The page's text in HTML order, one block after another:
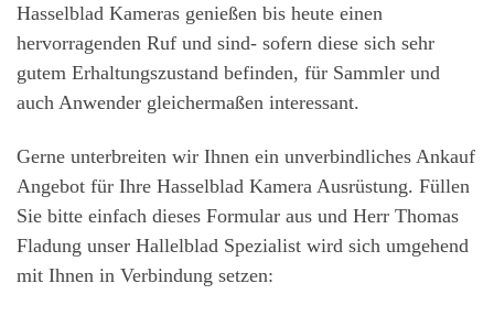
Hasselblad Kameras genießen bis heute einen
hervorragenden Ruf und sind- sofern diese sich sehr
gutem Erhaltungszustand befinden, für Sammler und
auch Anwender gleichermaßen interessant.
Gerne unterbreiten wir Ihnen ein unverbindliches Ankauf
Angebot für Ihre Hasselblad Kamera Ausrüstung. Füllen
Sie bitte einfach dieses Formular aus und Herr Thomas
Fladung unser Hallelblad Spezialist wird sich umgehend
mit Ihnen in Verbindung setzen: